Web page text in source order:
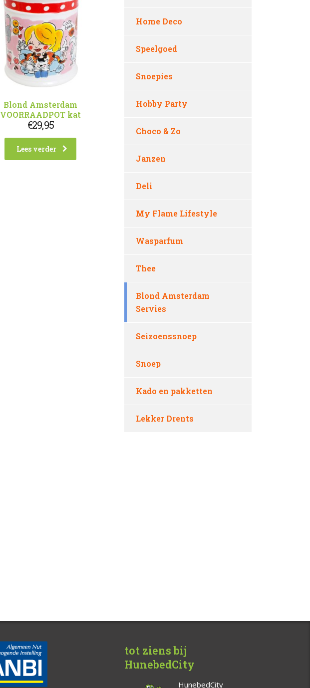
Blond Amsterdam
VOORRAADPOT kat
€29,95
Lees verder
Home Deco
Speelgoed
Snoepies
Hobby Party
Choco & Zo
Janzen
Deli
My Flame Lifestyle
Wasparfum
Thee
Blond Amsterdam
Servies
Seizoenssnoep
Snoep
Kado en pakketten
Lekker Drents
tot ziens bij
HunebedCity
HunebedCity